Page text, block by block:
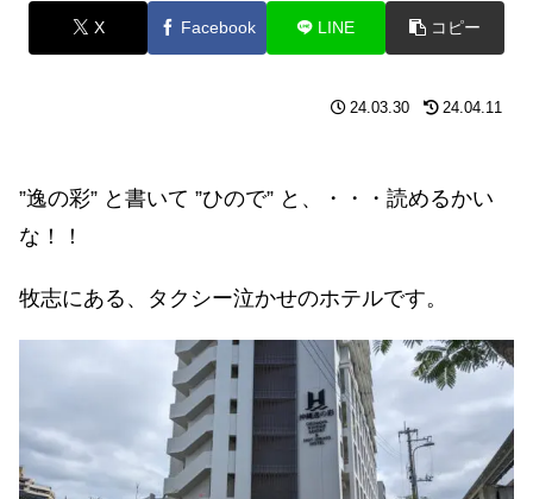
X Facebook LINE コピー
24.03.30 24.04.11
”逸の彩” と書いて ”ひので” と、・・・読めるかい
な！！
牧志にある、タクシー泣かせのホテルです。